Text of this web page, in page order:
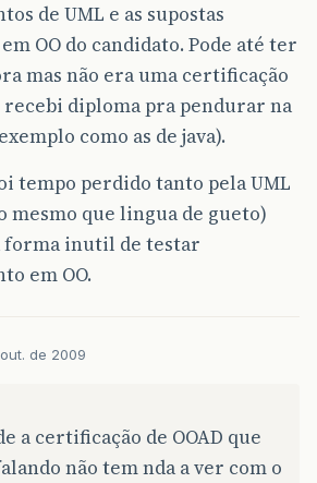
de UML e as supostas
OO do candidato. Pode até ter
mas não era uma certificação
recebi diploma pra pendurar na
como as de java).
tempo perdido tanto pela UML
mesmo que lingua de gueto)
forma inutil de testar
em OO.
de 2009
a certificação de OOAD que
não tem nda a ver com o